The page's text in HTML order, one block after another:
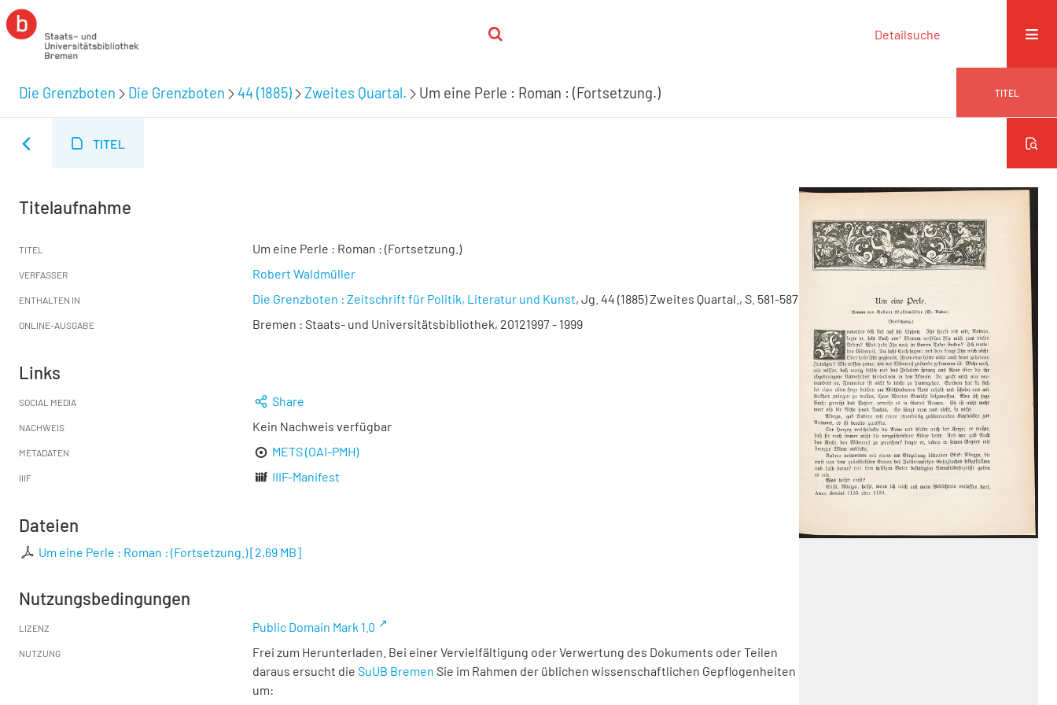
Detailsuche
Die Grenzboten Die Grenzboten 44 (1885) Zweites Quartal. Um eine Perle : Roman : (Fortsetzung.) TITEL
TITEL
Titelaufnahme
TITEL Um eine Perle : Roman : (Fortsetzung.)
VERFASSER Robert Waldmüller
ENTHALTEN IN Die Grenzboten : Zeitschrift für Politik, Literatur und Kunst, Jg. 44 (1885) Zweites Quartal., S. 581-587
ONLINE-AUSGABE Bremen : Staats- und Universitätsbibliothek, 20121997 - 1999
Links
SOCIAL MEDIA Share
NACHWEIS Kein Nachweis verfügbar
METADATEN METS (OAI-PMH)
IIIF IIIF-Manifest
Dateien
Um eine Perle : Roman : (Fortsetzung.)[2,69 MB]
Nutzungsbedingungen
LIZENZ Public Domain Mark 1.0
NUTZUNG
Frei zum Herunterladen. Bei einer Vervielfältigung oder Verwertung des Dokuments oder Teilen
daraus ersucht die SuUB Bremen Sie im Rahmen der üblichen wissenschaftlichen Gepflogenheiten
um: